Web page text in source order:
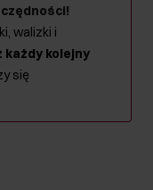
walizki i
każdy kolejny
się